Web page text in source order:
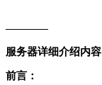
————
服务器详细介绍内容
前言：